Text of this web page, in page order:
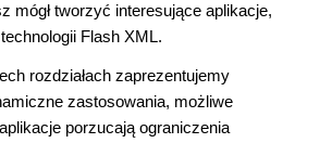
mógł tworzyć interesujące aplikacje,
Flash XML.
rozdziałach zaprezentujemy
zastosowania, możliwe
porzucają ograniczenia